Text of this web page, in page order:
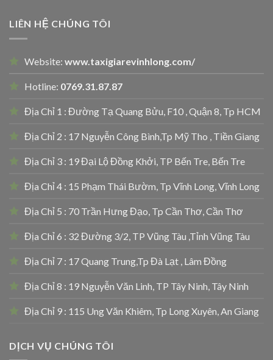
LIÊN HỆ CHÚNG TÔI
Website: www.taxigiarevinhlong.com/
Hotline: 0769.31.87.87
Địa Chỉ 1 : Đường Tạ Quang Bửu, F10 , Quận 8, Tp HCM
Địa Chỉ 2 : 17 Nguyễn Công Bình,Tp Mỹ Tho , Tiền Giang
Địa Chỉ 3 : 19 Đại Lộ Đồng Khởi, TP Bến Tre, Bến Tre
Địa Chỉ 4 : 15 Phạm Thái Bườm, Tp Vĩnh Long, Vĩnh Long
Địa Chỉ 5 : 70 Trần Hưng Đạo, Tp Cần Thơ, Cần Thơ
Địa Chỉ 6 : 32 Đường 3/2, TP Vũng Tàu ,Tỉnh Vũng Tàu
Địa Chỉ 7 : 17 Quang Trung,Tp Đà Lạt , Lâm Đồng
Địa Chỉ 8 : 19 Nguyễn Văn Linh, TP Tây Ninh, Tây Ninh
Địa Chỉ 9 : 115 Ung Văn Khiêm, Tp Long Xuyên, An Giang
DỊCH VỤ CHÚNG TÔI